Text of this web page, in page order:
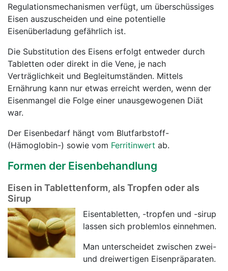
Regulationsmechanismen verfügt, um überschüssiges
Eisen auszuscheiden und eine potentielle
Eisenüberladung gefährlich ist.
Die Substitution des Eisens erfolgt entweder durch
Tabletten oder direkt in die Vene, je nach
Verträglichkeit und Begleitumständen. Mittels
Ernährung kann nur etwas erreicht werden, wenn der
Eisenmangel die Folge einer unausgewogenen Diät
war.
Der Eisenbedarf hängt vom Blutfarbstoff-
(Hämoglobin-) sowie vom Ferritinwert ab.
Formen der Eisenbehandlung
Eisen in Tablettenform, als Tropfen oder als
Sirup
Eisentabletten, -tropfen und -sirup
lassen sich problemlos einnehmen.
Man unterscheidet zwischen zwei-
und dreiwertigen Eisenpräparaten.